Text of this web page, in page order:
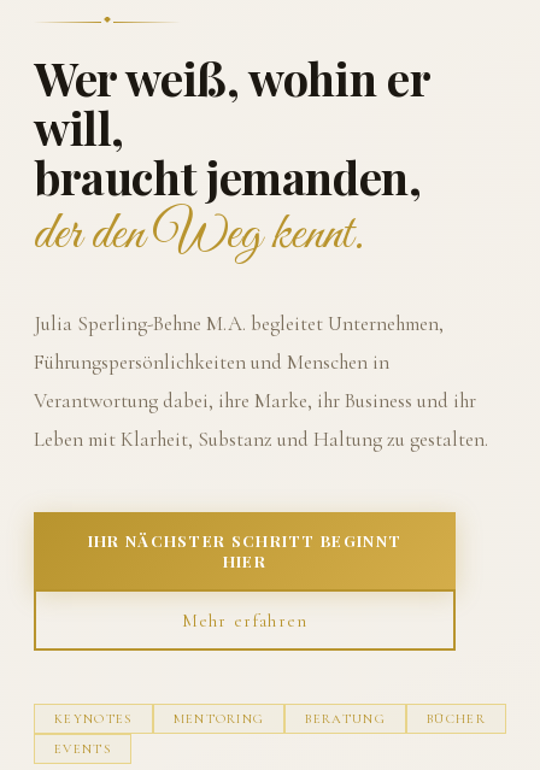
Wer weiß, wohin er
will,
braucht jemanden,
der den Weg kennt.
Julia Sperling-Behne M.A. begleitet Unternehmen,
Führungspersönlichkeiten und Menschen in
Verantwortung dabei, ihre Marke, ihr Business und ihr
Leben mit Klarheit, Substanz und Haltung zu gestalten.
IHR NÄCHSTER SCHRITT BEGINNT
HIER
Mehr erfahren
KEYNOTES MENTORING BERATUNG
BÜCHER
EVENTS